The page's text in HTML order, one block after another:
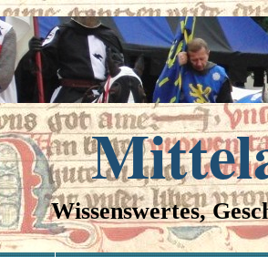
Wissenswertes,